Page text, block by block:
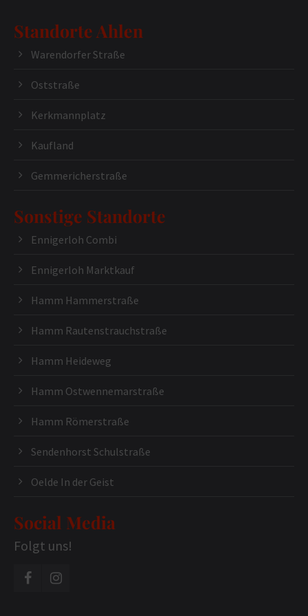
Standorte Ahlen
Warendorfer Straße
Oststraße
Kerkmannplatz
Kaufland
Gemmericherstraße
Sonstige Standorte
Ennigerloh Combi
Ennigerloh Marktkauf
Hamm Hammerstraße
Hamm Rautenstrauchstraße
Hamm Heideweg
Hamm Ostwennemarstraße
Hamm Römerstraße
Sendenhorst Schulstraße
Oelde In der Geist
Social Media
Folgt uns!